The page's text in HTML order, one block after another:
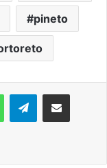
pineto
Telegram